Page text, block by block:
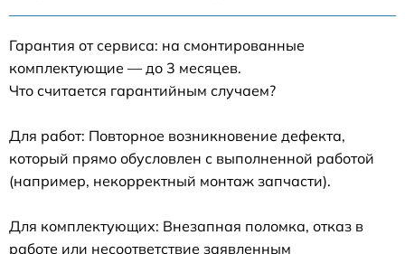
Гарантия от сервиса: на смонтированные
комплектующие — до 3 месяцев.
Что считается гарантийным случаем?
Для работ: Повторное возникновение дефекта,
который прямо обусловлен с выполненной работой
(например, некорректный монтаж запчасти).
Для комплектующих: Внезапная поломка, отказ в
работе или несоответствие заявленным